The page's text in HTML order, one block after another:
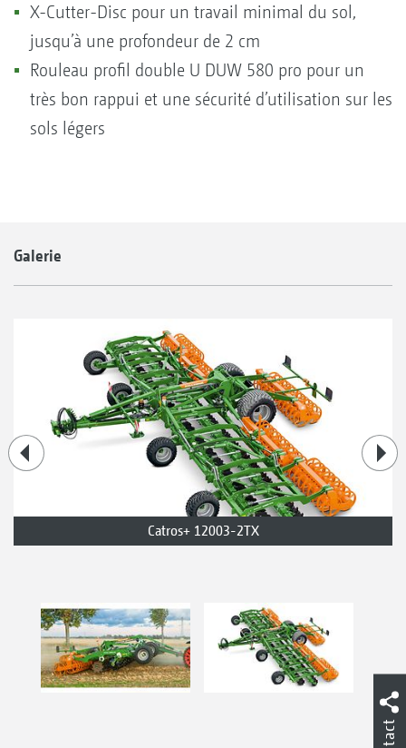
X-Cutter-Disc pour un travail minimal du sol,
jusqu’à une profondeur de 2 cm
Rouleau profil double U DUW 580 pro pour un
très bon rappui et une sécurité d’utilisation sur les
sols légers
Galerie
Catros+ 12003-2TX